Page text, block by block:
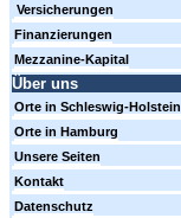
Versicherungen
Finanzierungen
Mezzanine-Kapital
Über uns
Orte in Schleswig-Holstein
Orte in Hamburg
Unsere Seiten
Kontakt
Datenschutz